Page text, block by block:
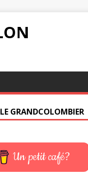
GRANDCOLOMBIER
Un petit café?